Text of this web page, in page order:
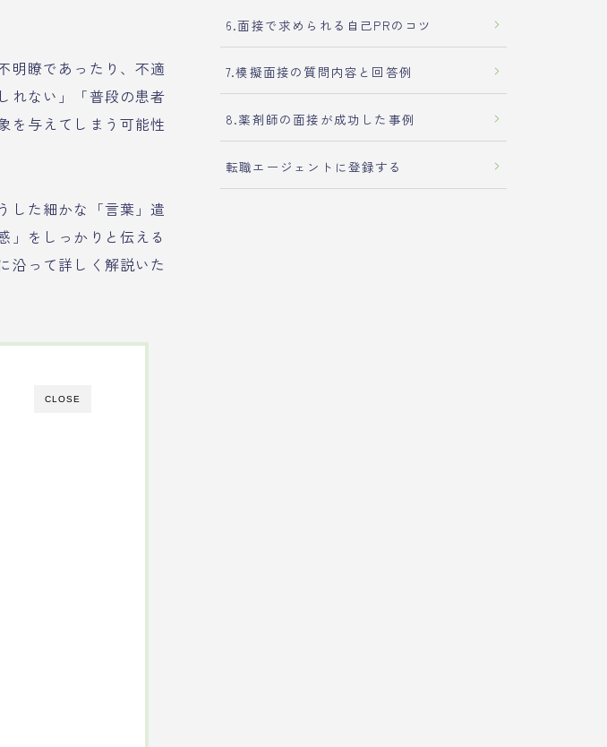
明瞭であったり、不適
れない」「普段の患者
を与えてしまう可能性
した細かな「言葉」遣
」をしっかりと伝える
沿って詳しく解説いた
CLOSE
6.面接で求められる自己PRのコツ
7.模擬面接の質問内容と回答例
8.薬剤師の面接が成功した事例
転職エージェントに登録する